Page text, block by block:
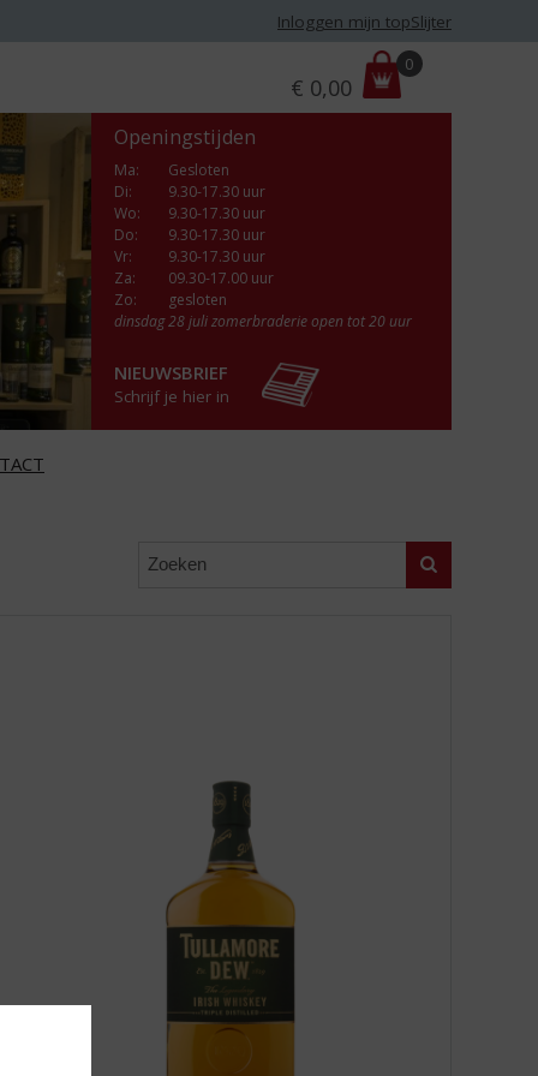
Inloggen mijn topSlijter
r
i
€ 0,00
0
Openingstijden
Ma:
Gesloten
Di:
9.30-17.30 uur
Wo:
9.30-17.30 uur
Do:
9.30-17.30 uur
Vr:
9.30-17.30 uur
Za:
09.30-17.00 uur
Zo:
gesloten
dinsdag 28 juli zomerbraderie open tot 20 uur
NIEUWSBRIEF
Schrijf je hier in
Zoeken